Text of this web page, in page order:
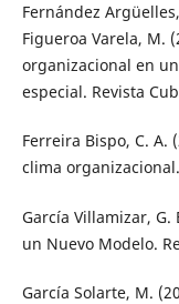
Fernández
Figueroa Varela, M.
organizacional en
especial. Revista
Ferreira Bispo, C. A.
clima
García Villamizar, G.
un Nuevo Modelo.
García Solarte, M.